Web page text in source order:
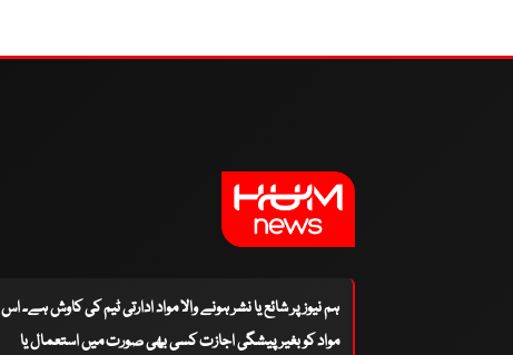
ہم نیوز پر شائع یا نشر ہونے والا مواد ادارتی ٹیم کی کاوش ہے۔ اس
مواد کو بغیر پیشگی اجازت کسی بھی صورت میں استعمال یا